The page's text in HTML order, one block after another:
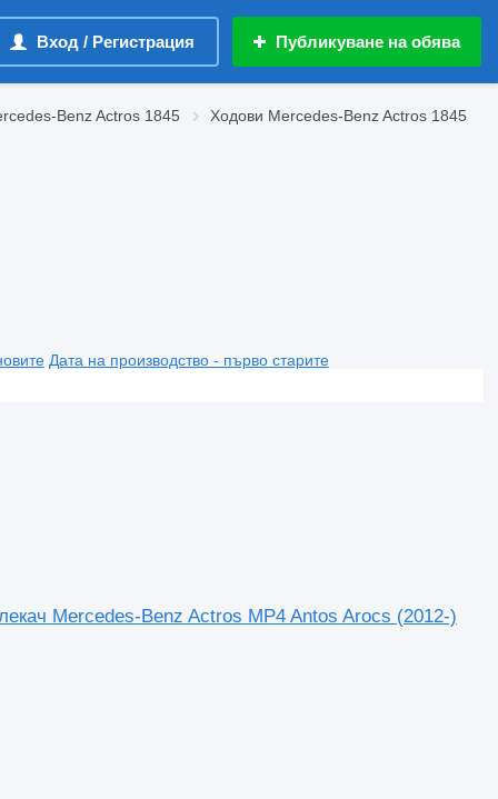
Вход / Регистрация Публикуване на обява
Benz Actros 1845
Ходови Mercedes-Benz Actros 1845
Дата на производство - първо старите
Mercedes-Benz Actros MP4 Antos Arocs (2012-)